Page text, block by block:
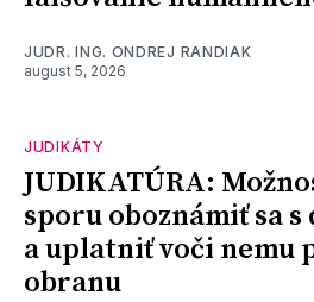
JUDR. ING. ONDREJ RANDIAK
august 5, 2026
JUDIKÁTY
JUDIKATÚRA:
sporu oboznámiť sa s
a uplatniť voči nemu
obranu